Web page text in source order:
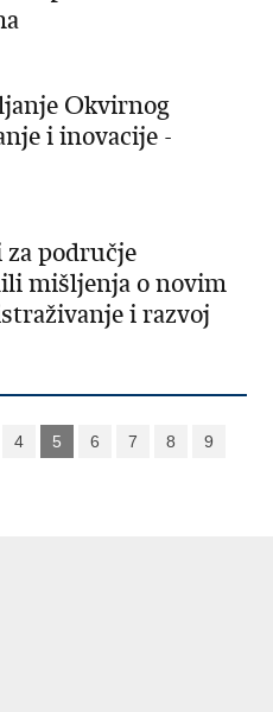
Okvirnog
i inovacije -
područje
mišljenja o novim
i razvoj
4 5 6 7 8
9